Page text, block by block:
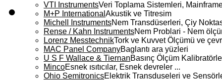
VTI InstrumentsVeri Toplama Sistemleri,
M+P International Akustik ve Titresim
Michell InstrumentsNem Transdüserleri, Çiy
Rense / Kahn InstrumentsNem Problari - Nem
Lorenz MesstechnikTork ve Kuvvet Ölçümü ve
MAC Panel CompanyBaglantı ara yüzleri
U S F Wallace & TiernanBasınç Ölçüm
MincoEsnek ısıtıcılar, Esnek devreler ...
Ohio SemitronicsElektrik Transduseleri ve